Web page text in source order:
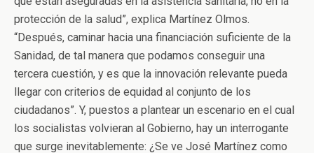
protección de la salud”, explica Martínez Olmos.
“Después, caminar hacia una financiación suficiente de la
Sanidad, de tal manera que podamos conseguir una
tercera cuestión, y es que la innovación relevante pueda
llegar con criterios de equidad al conjunto de los
ciudadanos”. Y, puestos a plantear un escenario en el cual
los socialistas volvieran al Gobierno, hay un interrogante
que surge inevitablemente: ¿Se ve José Martínez como